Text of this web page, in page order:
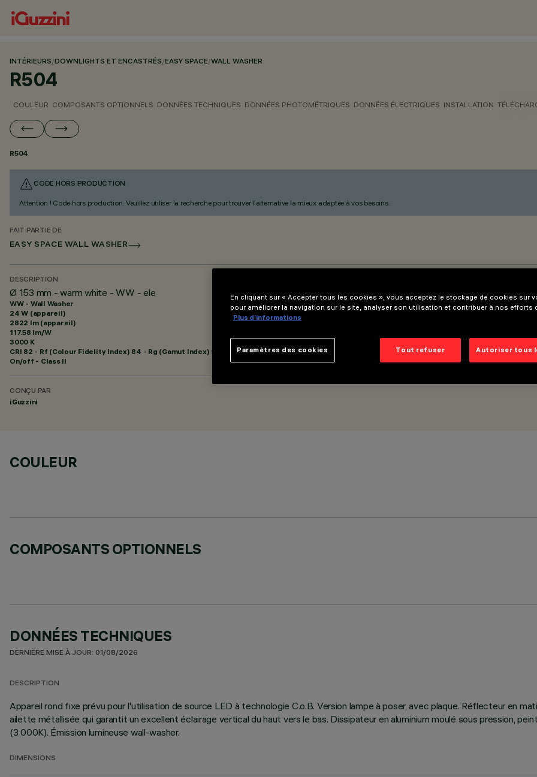
INTÉRIEURS/DOWNLIGHTS ET ENCASTRÉS/EASY SPACE/WALL WASHER
R504
COULEUR COMPOSANTS OPTIONNELS DONNÉES TECHNIQUES DONNÉES PHOTOMÉTRIQUES DONNÉES ÉLECTRIQUES INSTALLATION
R504
CODE HORS PRODUCTION
Attention ! Code hors production. Veuillez utiliser la recherche pour trouver l'alternative la mieux adaptée à vos besoins.
FAIT PARTIE DE
EASY SPACE WALL WASHER
DESCRIPTION
Ø 153 mm - warm white - WW - ele
WW - Wall Washer
24 W (appareil)
2822 lm (appareil)
117.58 lm/W
3000 K
CRI 82 - Rf (Colour Fidelity Index) 84 - Rg (Gamut Index) 95
On/off - Class II
CONÇU PAR
iGuzzini
COULEUR
COMPOSANTS OPTIONNELS
DONNÉES TECHNIQUES
DERNIÈRE MISE À JOUR: 01/08/2026
DESCRIPTION
Appareil rond fixe prévu pour l'utilisation de source LED à technologie C.o.B. Version lampe à poser, avec plaque. Réflecteur en
ailette métallisée qui garantit un excellent éclairage vertical du haut vers le bas. Dissipateur en aluminium moulé sous pression,
(3 000K). Émission lumineuse wall-washer.
DIMENSIONS
En cliquant sur « Accepter tous les cookies », vous acceptez le stockage de cookies sur
pour améliorer la navigation sur le site, analyser son utilisation et contribuer à nos efforts
Plus d’informations
Tout refuser Autoriser tous
Paramètres des cookies